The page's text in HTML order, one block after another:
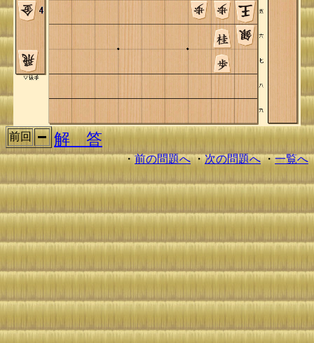
前回 解 答
・前の問題へ・次の問題へ・一覧へ